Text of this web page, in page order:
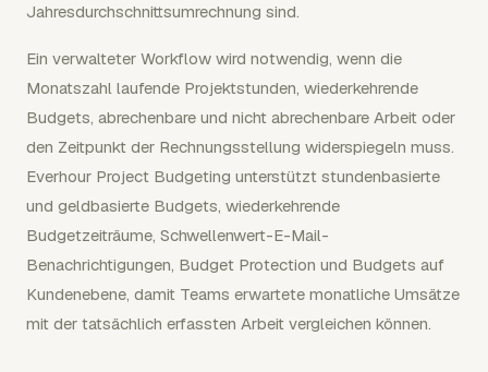
Jahresdurchschnittsumrechnung sind.
Ein verwalteter Workflow wird notwendig, wenn die
Monatszahl laufende Projektstunden, wiederkehrende
Budgets, abrechenbare und nicht abrechenbare Arbeit oder
den Zeitpunkt der Rechnungsstellung widerspiegeln muss.
Everhour Project Budgeting unterstützt stundenbasierte
und geldbasierte Budgets, wiederkehrende
Budgetzeiträume, Schwellenwert-E-Mail-
Benachrichtigungen, Budget Protection und Budgets auf
Kundenebene, damit Teams erwartete monatliche Umsätze
mit der tatsächlich erfassten Arbeit vergleichen können.